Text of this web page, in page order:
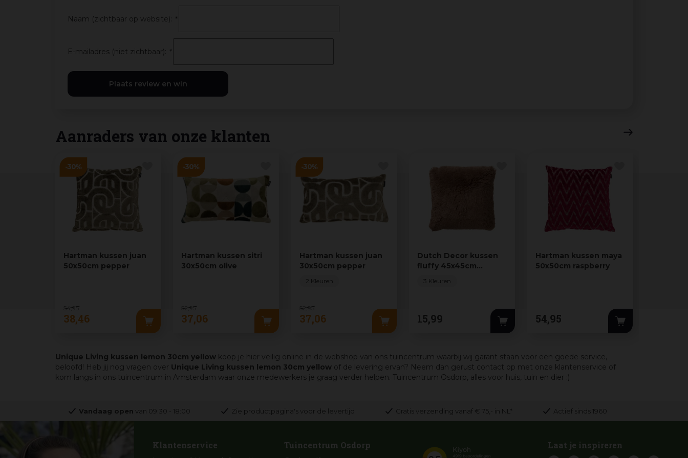
Naam (zichtbaar op website): *
E-mailadres (niet zichtbaar): *
Aanraders van onze klanten
Hartman kussen juan
50x50cm pepper
54 ,95
38,46
Hartman kussen sitri
30x50cm olive
52 ,95
37,06
Hartman kussen juan
30x50cm pepper
52 ,95
37,06
2 Kleuren
Dutch Decor kussen
fluffy 45x45cm
15,99
3 Kleuren
Hartman kussen maya
50x50cm raspberry
54,95
Unique Living kussen lemon 30cm yellow koop je hier veilig online in de webshop van ons tuincentrum waarbij wij garant staan voor een goede service,
beloofd! Heb jij nog vragen over Unique Living kussen lemon 30cm yellow of de levering ervan? Neem dan gerust contact op met onze klantenservice of
kom langs in ons tuincentrum in Amsterdam waar onze medewerkers je graag verder helpen. Tuincentrum Osdorp, alles voor huis, tuin en dier :)
Vandaag open van 09:30 18:00 Zie productpagina's voor de levertijd Gratis verzending vanaf € 75,- in NL* Actief sinds 1960
Klantenservice Tuincentrum Osdorp Laat je inspireren